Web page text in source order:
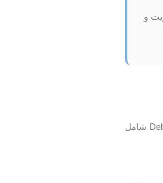
و
ماژول OpenCV Python در مخزن استاندارد Debian موجود است. در زمان نوشتن این مقاله ، مخازن استاندارد Debian شامل